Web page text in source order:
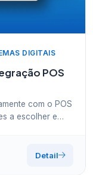
DIGITAIS
POS
com o POS
a escolher e
Detail